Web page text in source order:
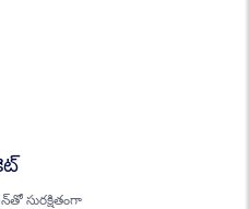
సురక్షితంగా